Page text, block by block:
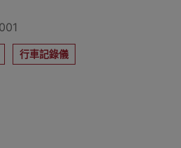
行車記錄儀